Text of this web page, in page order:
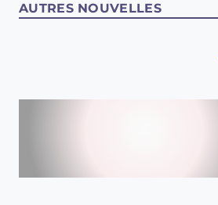
AUTRES NOUVELLES